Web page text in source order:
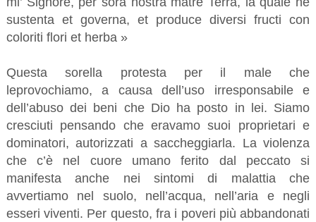
sustenta et governa, et produce diversi fructi con
coloriti flori et herba »
Questa sorella protesta per il male che
leprovochiamo, a causa dell’uso irresponsabile e
dell’abuso dei beni che Dio ha posto in lei. Siamo
cresciuti pensando che eravamo suoi proprietari e
dominatori, autorizzati a saccheggiarla. La violenza
che c’è nel cuore umano ferito dal peccato si
manifesta anche nei sintomi di malattia che
avvertiamo nel suolo, nell’acqua, nell’aria e negli
esseri viventi. Per questo, fra i poveri più abbandonati